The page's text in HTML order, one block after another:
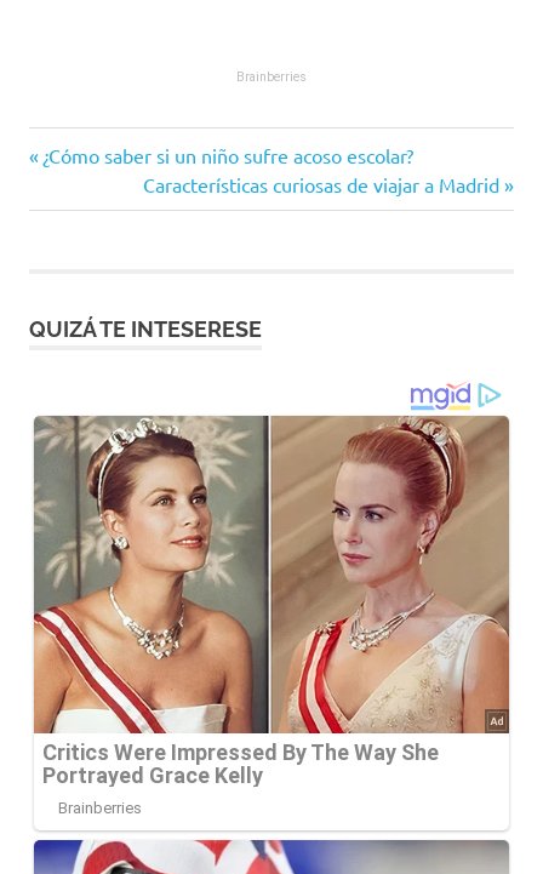
Navegación
de
Entrada
¿Cómo saber si un niño sufre acoso escolar?
Siguiente
entrada:
Características curiosas de viajar a Madrid
QUIZÁ TE INTESERESE